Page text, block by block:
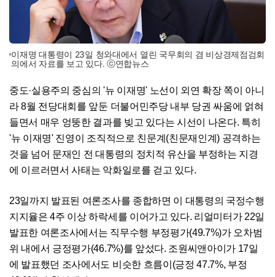
이재명 대통령이 23일 청와대에서 열린 국무회의 겸 비상경제점검회
의에서 자료를 보고 있다. ⓒ연합뉴스
중도·실용주의 중심의 '뉴 이재명' 노선이 외연 확장 쪽이 아니
라 8월 전당대회를 앞둔 더불어민주당 내부 당권 싸움에 얽혀
들면서 매우 엉뚱한 결과를 빚고 있다는 시선이 나온다. 특히
'뉴 이재명' 진영이 조직적으로 친문계(친문재인계) 공격하는
것을 넘어 문재인 전 대통령의 정치적 유산을 부정하는 지경
에 이르러면서 사태는 악화일로를 걷고 있다.
23일까지 발표된 여론조사를 종합하면 이 대통령의 국정수행
지지율은 4주 이상 하락세를 이어가고 있다. 리얼미터가 22일
발표한 여론조사에서는 직무수행 부정평가(49.7%)가 오차범
위 내에서 긍정평가(46.7%)를 앞섰다. 조원씨앤아이가 17일
에 발표했던 조사에서도 비슷한 흐름이(긍정 47.7%, 부정